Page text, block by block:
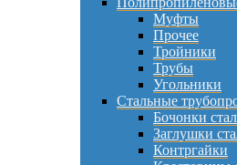
Муфты
Прочее
Тройники
Трубы
Угольники
Стальные
Бочонки
Заглушки
Контргайки